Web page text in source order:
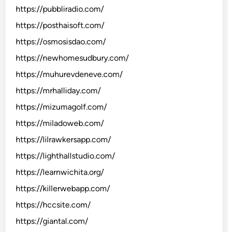
https://pubbliradio.com/
https://posthaisoft.com/
https://osmosisdao.com/
https://newhomesudbury.com/
https://muhurevdeneve.com/
https://mrhalliday.com/
https://mizumagolf.com/
https://miladoweb.com/
https://lilrawkersapp.com/
https://lighthallstudio.com/
https://learnwichita.org/
https://killerwebapp.com/
https://hccsite.com/
https://giantal.com/